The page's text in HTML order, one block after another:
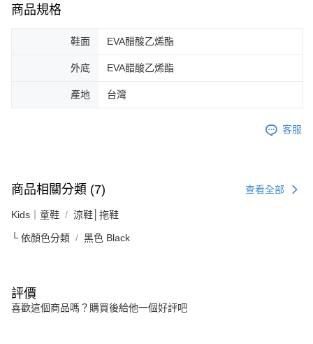
商品規格
鞋面 EVA醋酸乙烯酯
外底 EVA醋酸乙烯酯
產地 台灣
客服
商品相關分類 (7) 查看全部
Kids｜童鞋 涼鞋│拖鞋
└ 依顏色分類 黑色 Black
評價
喜歡這個商品嗎？購買後給他一個好評吧